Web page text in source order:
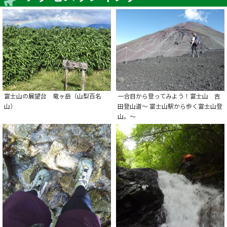
富士山の展望台 竜ヶ岳（山梨百名
山）
一合目から登ってみよう！富士山 吉
田登山道～ 富士山駅から歩く富士山登
山。～